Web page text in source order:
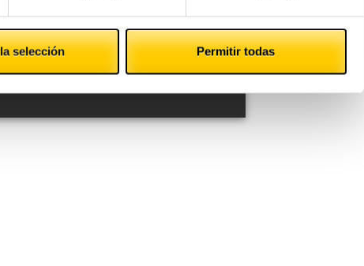
selección Permitir todas